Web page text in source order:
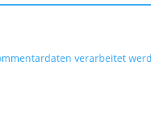
verarbeitet